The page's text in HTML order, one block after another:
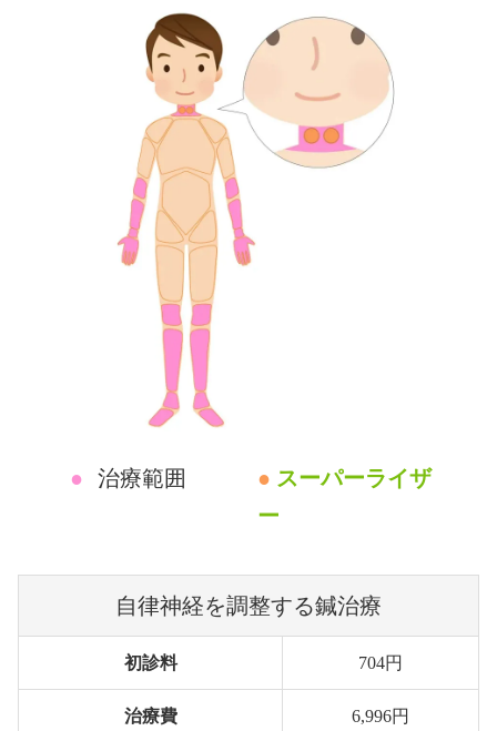
● 治療範囲 ● スーパーライザ
ー
自律神経を調整する鍼治療
初診料 704円
治療費 6,996円